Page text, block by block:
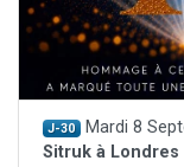
J-30 Mardi 8
Sitruk à